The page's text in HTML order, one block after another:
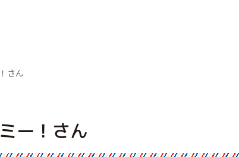
さん
ー！さん